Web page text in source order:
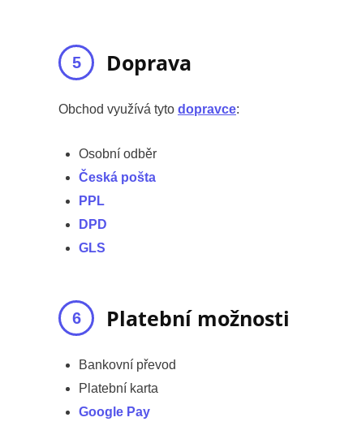
Doprava
Obchod využívá tyto dopravce:
Osobní odběr
Česká pošta
PPL
DPD
GLS
Platební možnosti
Bankovní převod
Platební karta
Google Pay